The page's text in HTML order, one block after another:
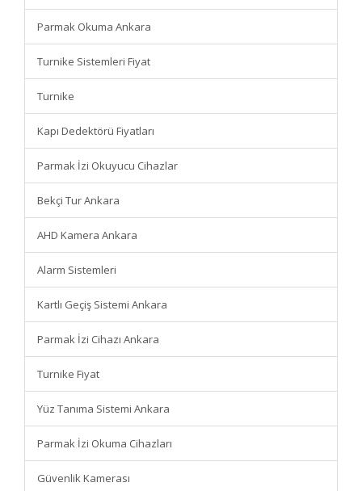
Parmak Okuma Ankara
Turnike Sistemleri Fiyat
Turnike
Kapı Dedektörü Fiyatları
Parmak İzi Okuyucu Cihazlar
Bekçi Tur Ankara
AHD Kamera Ankara
Alarm Sistemleri
Kartlı Geçiş Sistemi Ankara
Parmak İzi Cihazı Ankara
Turnike Fiyat
Yüz Tanıma Sistemi Ankara
Parmak İzi Okuma Cihazları
Güvenlik Kamerası